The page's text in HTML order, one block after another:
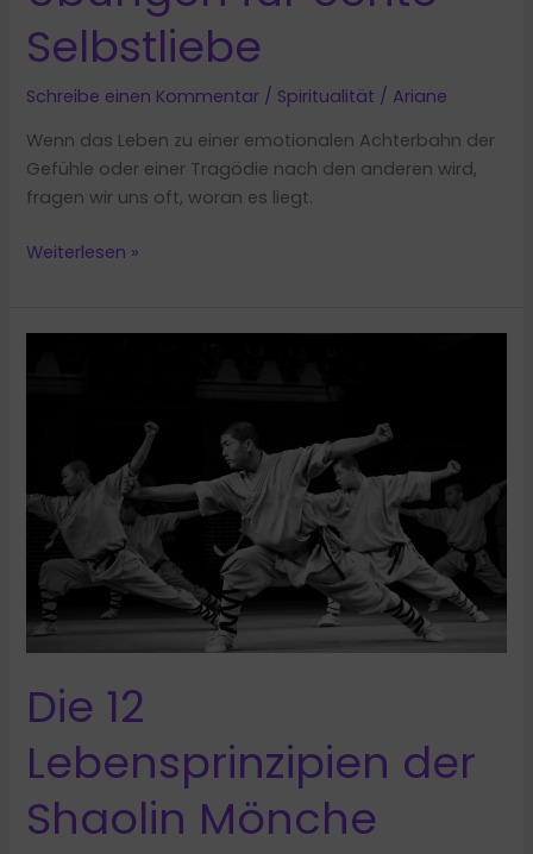
Selbstliebe
Schreibe einen Kommentar / Spiritualität / Ariane
Wenn das Leben zu einer emotionalen Achterbahn der
Gefühle oder einer Tragödie nach den anderen wird,
fragen wir uns oft, woran es liegt.
Herzchakra
für
Weiterlesen »
Die 12
Lebensprinzipien der
Shaolin Mönche